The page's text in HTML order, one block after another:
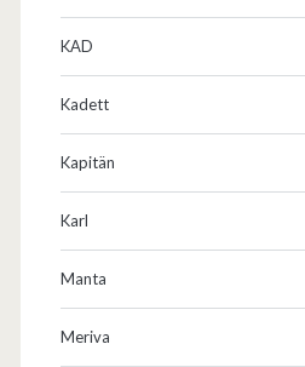
g
KAD
Kadett
Kapitän
Karl
Manta
Meriva